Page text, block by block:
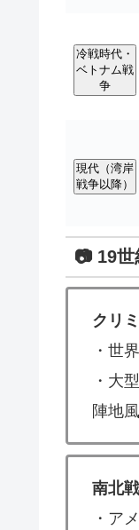
冷戦時代・
ベトナム戦
争
現代（湾岸
戦争以降）
📷 19
クリ
・世
・大
陣地
南北
・ア